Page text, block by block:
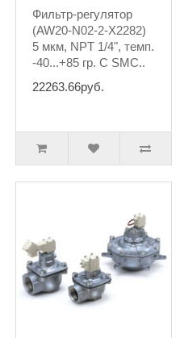
Фильтр-регулятор
(AW20-N02-2-X2282)
5 мкм, NPT 1/4", темп.
-40...+85 гр. С SMC..
22263.66руб.